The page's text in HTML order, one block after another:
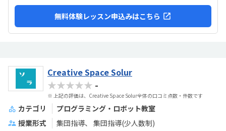
無料体験レッスン申込みはこちら
Creative Space Solur
★★★★★ -
※ 上記の評価は、Creative Space Solur全体の口コミ点数・件数です
カテゴリ
プログラミング・ロボット教室
授業形式
集団指導
集団指導(少人数制)